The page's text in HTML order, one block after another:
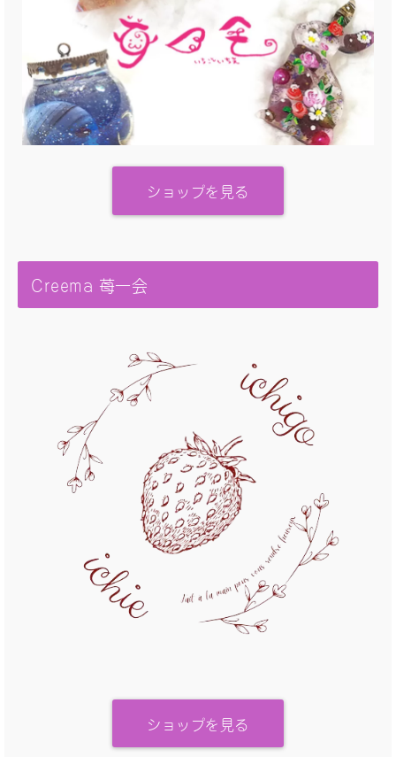
ショップを見る
Creema 苺一会
ショップを見る